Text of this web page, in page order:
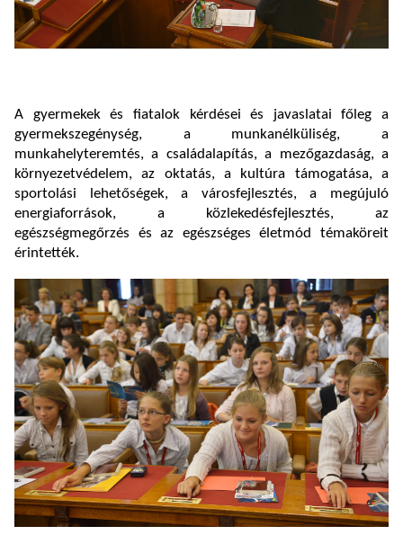
A gyermekek és fiatalok kérdései és javaslatai főleg a
gyermekszegénység, a munkanélküliség, a
munkahelyteremtés, a családalapítás, a mezőgazdaság, a
környezetvédelem, az oktatás, a kultúra támogatása, a
sportolási lehetőségek, a városfejlesztés, a megújuló
energiaforrások, a közlekedésfejlesztés, az
egészségmegőrzés és az egészséges életmód témaköreit
érintették.